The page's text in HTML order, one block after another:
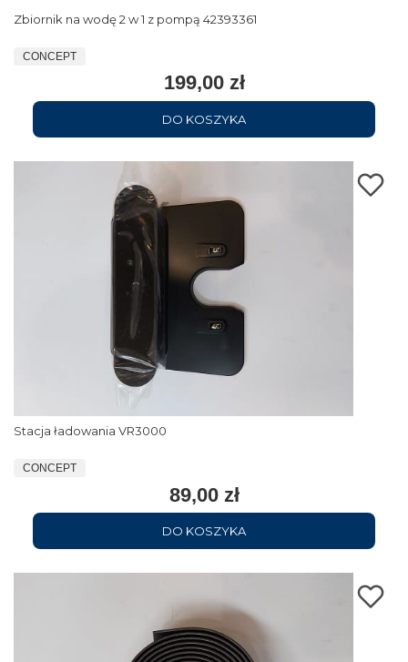
Zbiornik na wodę 2 w 1 z pompą 42393361
CONCEPT
199,00 zł
DO KOSZYKA
Stacja ładowania VR3000
CONCEPT
89,00 zł
DO KOSZYKA